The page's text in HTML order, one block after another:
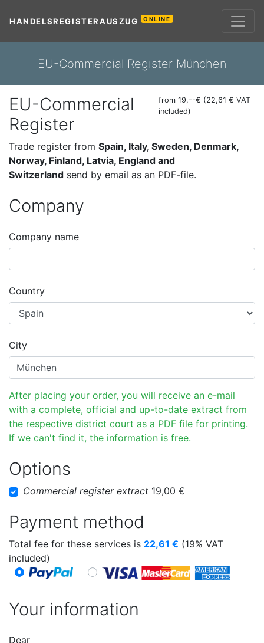
HANDELSREGISTERAUSZUG ONLINE
EU-Commercial Register München
EU-Commercial
Register
from 19,--€ (22,61 € VAT
included)
Trade register from Spain, Italy, Sweden, Denmark,
Norway, Finland, Latvia, England and
Switzerland send by email as an PDF-file.
Company
Company name
Country
City
After placing your order, you will receive an e-mail
with a complete, official and up-to-date extract from
the respective district court as a PDF file for printing.
If we can't find it, the information is free.
Options
Commercial register extract 19,00 €
Payment method
Total fee for these services is 22,61 € (19% VAT
included)
Your information
Dear